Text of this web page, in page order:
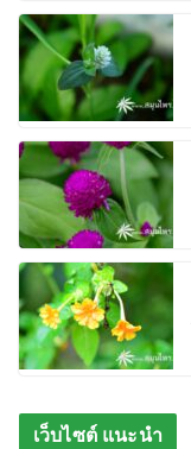
เว็บไซต์ แนะนำ